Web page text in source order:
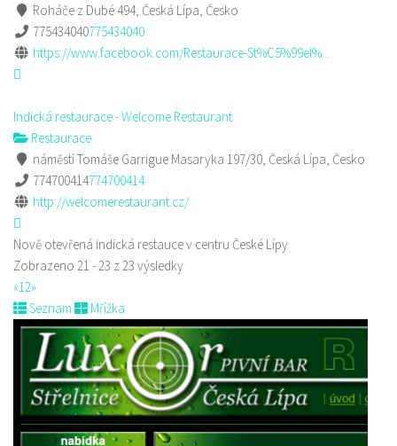
Roháče z Dubé 494, Česká Lípa, Česko
775434040775434040
https://www.facebook.com/Restaurace-St%C5%99el%...
Indická restaurace - Welcome Restaurant
Restaurace
náměstí Tomáše Garrigue Masaryka 197/30, Česká Lípa, Česko
774700414774700414
http://welcomerestaurant.cz/
Nově otevřená indická restauce v centru České Lípy
Zobrazeno 21 - 23 z 23 výsledky
«12»
Seznam
Mřížka